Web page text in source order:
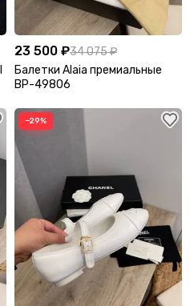
23 500 ₽34 075 ₽
Балетки Alaia премиальные
BP-49806
−29%